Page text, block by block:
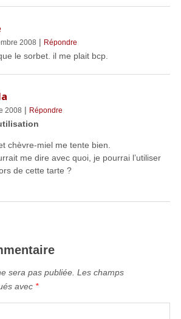
2008 | Répondre
le sorbet. il me plait bcp.
2008 | Répondre
chèvre-miel me tente bien.
me dire avec quoi, je pourrai l’utiliser
de cette tarte ?
sera pas publiée. Les champs
avec *